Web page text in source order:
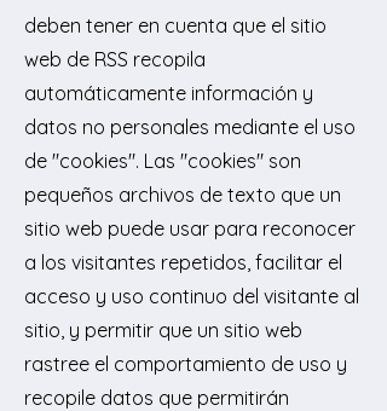
deben tener en cuenta que el sitio
web de RSS recopila
automáticamente información y
datos no personales mediante el uso
de "cookies". Las "cookies" son
pequeños archivos de texto que un
sitio web puede usar para reconocer
a los visitantes repetidos, facilitar el
acceso y uso continuo del visitante al
sitio, y permitir que un sitio web
rastree el comportamiento de uso y
recopile datos que permitirán